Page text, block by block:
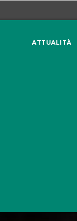
ATTUALITÀ